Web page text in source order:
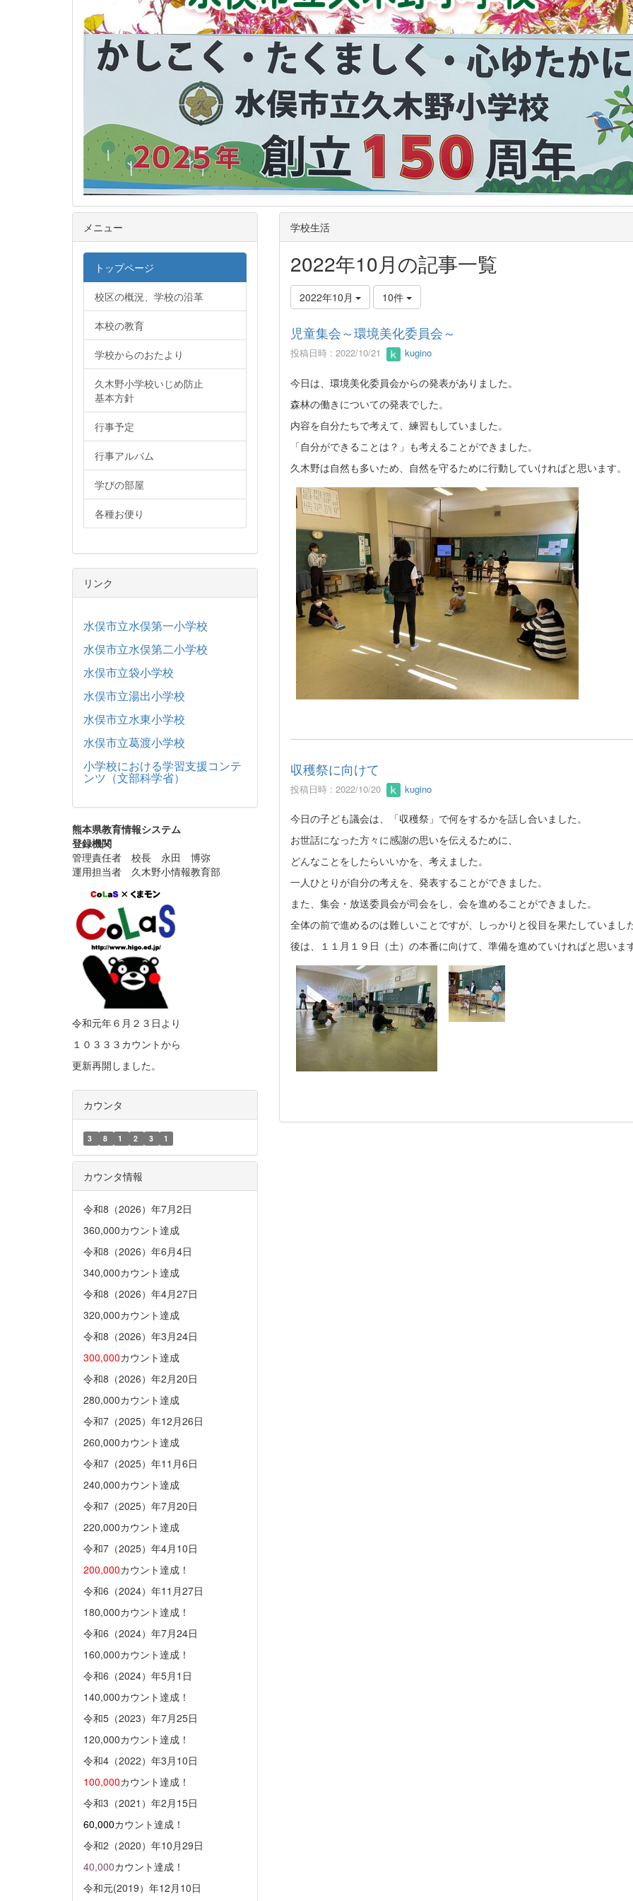
学校生活
2022年10月の記事一覧
2022年10月 10件
児童集会～環境美化委員会～
投稿日時 : 2022/10/21 kugino
今日は、環境美化委員会からの発表がありました。
森林の働きについての発表でした。
内容を自分たちで考えて、練習もしていました。
「自分ができることは？」も考えることができました。
久木野は自然も多いため、自然を守るために行動していければと思います。
収穫祭に向けて
投稿日時 : 2022/10/20 kugino
今日の子ども議会は、「収穫祭」で何をするかを話し合いました。
お世話になった方々に感謝の思いを伝えるために、
どんなことをしたらいいかを、考えました。
一人ひとりが自分の考えを、発表することができました。
また、集会・放送委員会が司会をし、会を進めることができました。
全体の前で進めるのは難しいことですが、しっかりと役目を果たしていました
後は、１１月１９日（土）の本番に向けて、準備を進めていければと思います
メニュー
トップページ
校区の概況、学校の沿革
本校の教育
学校からのおたより
久木野小学校いじめ防止
基本方針
行事予定
行事アルバム
学びの部屋
各種お便り
リンク
水俣市立水俣第一小学校
水俣市立水俣第二小学校
水俣市立袋小学校
水俣市立湯出小学校
水俣市立水東小学校
水俣市立葛渡小学校
小学校における学習支援コンテ
ンツ（文部科学省）
熊本県教育情報システム
登録機関
管理責任者 校長 永田 博弥
運用担当者 久木野小情報教育部
令和元年６月２３日より
１０３３３カウントから
更新再開しました。
カウンタ
3 8 1 2 3 1
カウンタ情報
令和8（2026）年7月2日
360,000カウント達成
令和8（2026）年6月4日
340,000カウント達成
令和8（2026）年4月27日
320,000カウント達成
令和8（2026）年3月24日
300,000カウント達成
令和8（2026）年2月20日
280,000カウント達成
令和7（2025）年12月26日
260,000カウント達成
令和7（2025）年11月6日
240,000カウント達成
令和7（2025）年7月20日
220,000カウント達成
令和7（2025）年4月10日
200,000カウント達成！
令和6（2024）年11月27日
180,000カウント達成！
令和6（2024）年7月24日
160,000カウント達成！
令和6（2024）年5月1日
140,000カウント達成！
令和5（2023）年7月25日
120,000カウント達成！
令和4（2022）年3月10日
100,000カウント達成！
令和3（2021）年2月15日
60,000カウント達成！
令和2（2020）年10月29日
40,000カウント達成！
令和元(2019）年12月10日